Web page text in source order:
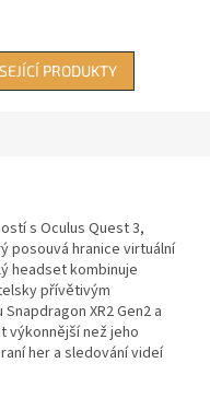
PRODUKTY
s Oculus Quest 3,
posouvá hranice virtuální
headset kombinuje
přívětivým
XR2 Gen2 a
výkonnější než jeho
her a sledování videí